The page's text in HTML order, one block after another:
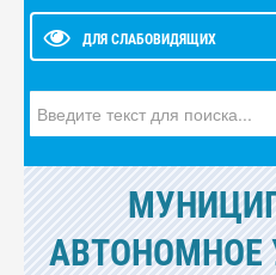
ДЛЯ СЛАБОВИДЯЩИХ
АВТОНОМНОЕ